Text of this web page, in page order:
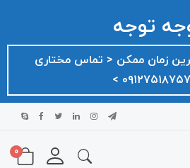
توجه
زمان ممکن ‌< تماس مختاری
۰۹۱۲۷۵۱۸۷۵۷ >
0